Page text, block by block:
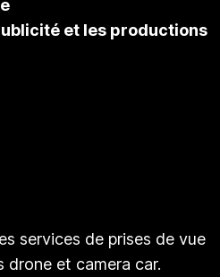
et les productions
services de prises de vue
drone et camera car.